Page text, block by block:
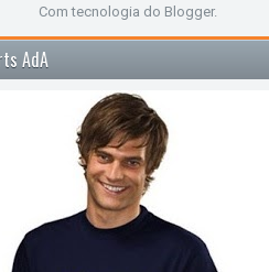
Com tecnologia do Blogger.
AdA